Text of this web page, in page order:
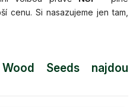
cenu. Si nasazujeme jen tam,
Seeds najdou